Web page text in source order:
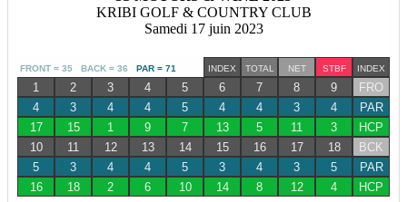
KRIBI GOLF & COUNTRY CLUB
Samedi 17 juin 2023
FRONT = 35 BACK = 36 PAR = 71 INDEX TOTAL NET STBF INDEX
1 2 3 4 5 6 7 8 9
FRO
4
3 4 4 5 4 4 3 4
PAR
17
15 1 9 7 13 5 11 3
HCP
10
11 12 13 14 15 16 17 18
BCK
5
3 4 4 5 3 4 3 5
PAR
16
18 2 6 10 14 8 12 4 HCP